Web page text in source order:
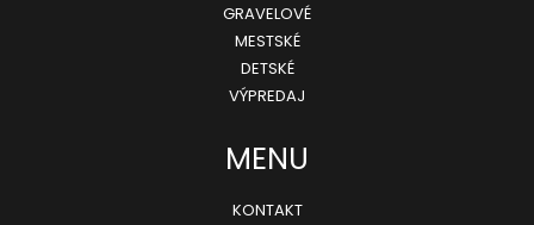
GRAVELOVÉ
MESTSKÉ
DETSKÉ
VÝPREDAJ
MENU
KONTAKT